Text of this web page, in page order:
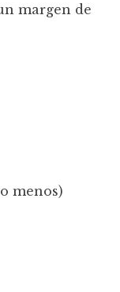
margen de
menos)